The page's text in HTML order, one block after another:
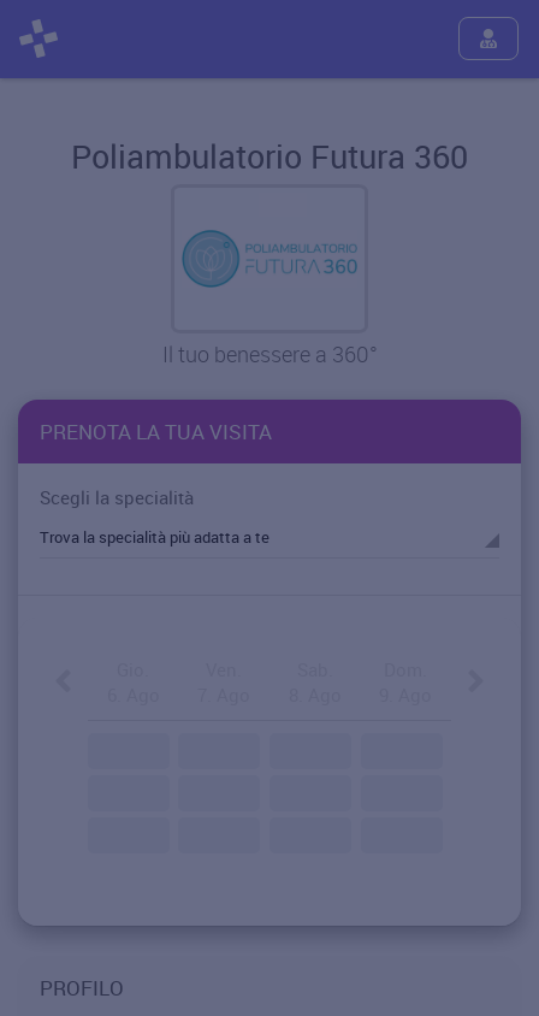
Poliambulatorio Futura 360
Il tuo benessere a 360°
PRENOTA LA TUA VISITA
Scegli la specialità
PROFILO